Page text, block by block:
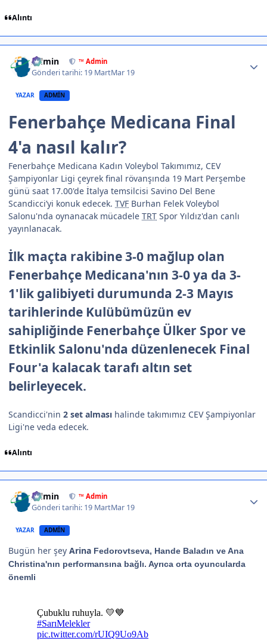
Alıntı
Admin ™ Admin
Gönderi tarihi: 19 MartMar 19
YAZAR ADMIN
Fenerbahçe Medicana Final
4'a nasıl kalır?
Fenerbahçe Medicana Kadın Voleybol Takımımız, CEV
Şampiyonlar Ligi çeyrek final rövanşında 19 Mart Perşembe
günü saat 17.00'de İtalya temsilcisi Savino Del Bene
Scandicci’yi konuk edecek. TVF Burhan Felek Voleybol
Salonu'nda oynanacak mücadele TRT Spor Yıldız'dan canlı
yayınlanacak.
İlk maçta rakibine 3-0 mağlup olan
Fenerbahçe Medicana'nın 3-0 ya da 3-
1'lik galibiyeti durumunda 2-3 Mayıs
tarihlerinde Kulübümüzün ev
sahipliğinde Fenerbahçe Ülker Spor ve
Etkinlik Salonu'nda düzenlenecek Final
Four'a kalacak tarafı altın set
belirleyecek.
Scandicci'nin 2 set alması halinde takımımız CEV Şampiyonlar
Ligi'ne veda edecek.
Alıntı
Admin ™ Admin
Gönderi tarihi: 19 MartMar 19
YAZAR ADMIN
Bugün her şey Arina Fedorovtseva, Hande Baladın ve Ana
Christina'nın performansına bağlı. Ayrıca orta oyuncularda
önemli